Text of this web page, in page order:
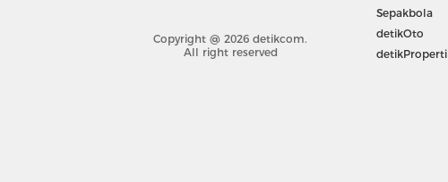
Copyright @ 2026 detikcom.
All right reserved
Sepakbola
detikOto
detikProperti